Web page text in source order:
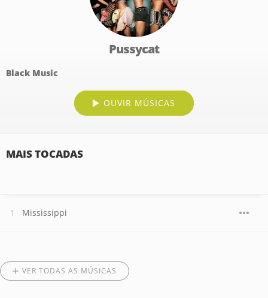
Pussycat
Black Music
OUVIR MÚSICAS
MAIS TOCADAS
Mississippi
VER TODAS AS MÚSICAS